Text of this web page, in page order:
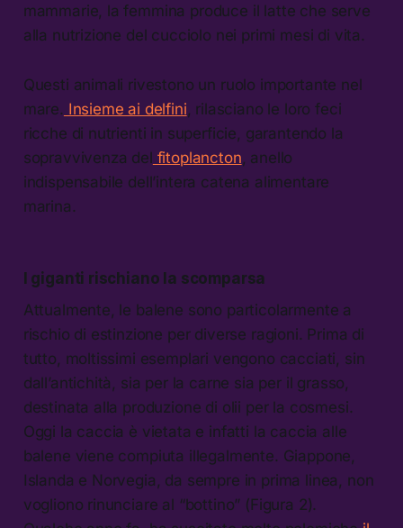
mammarie, la femmina produce il latte che serve
alla nutrizione del cucciolo nei primi mesi di vita.
Questi animali rivestono un ruolo importante nel
mare. Insieme ai delfini, rilasciano le loro feci
ricche di nutrienti in superficie, garantendo la
sopravvivenza del fitoplancton, anello
indispensabile dell’intera catena alimentare
marina.
I giganti rischiano la scomparsa
Attualmente, le balene sono particolarmente a
rischio di estinzione per diverse ragioni. Prima di
tutto, moltissimi esemplari vengono cacciati, sin
dall’antichità, sia per la carne sia per il grasso,
destinata alla produzione di olii per la cosmesi.
Oggi la caccia è vietata e infatti la caccia alle
balene viene compiuta illegalmente. Giappone,
Islanda e Norvegia, da sempre in prima linea, non
vogliono rinunciare al “bottino” (Figura 2).